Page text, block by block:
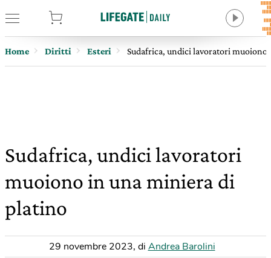
Home Diritti Esteri Sudafrica, undici lavoratori
Sudafrica, undici lavoratori
muoiono in una miniera di
platino
29 novembre 2023, di Andrea Barolini